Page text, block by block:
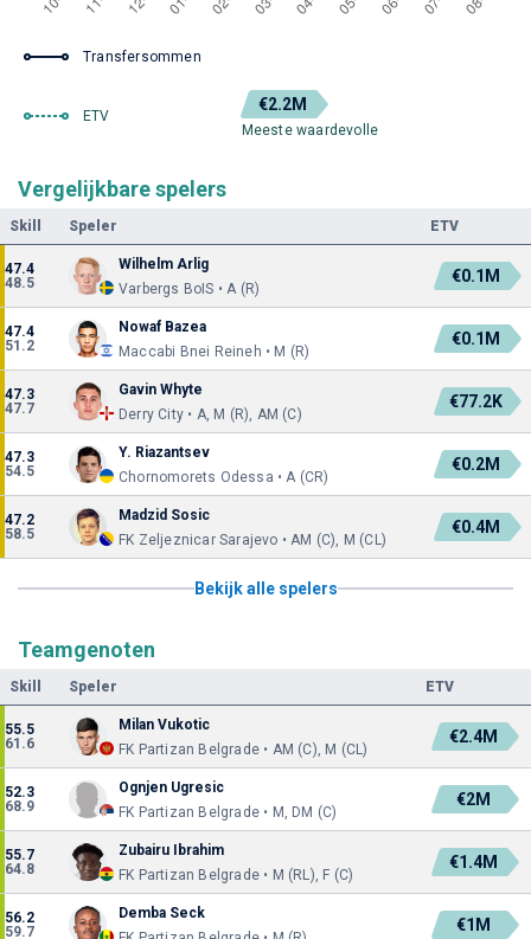
Transfersommen
ETV
€2.2M
Meeste waardevolle
Vergelijkbare spelers
Skill Speler ETV
47.4
48.5
Wilhelm Arlig
Varbergs BoIS • A (R)
€0.1M
47.4
51.2
Nowaf Bazea
Maccabi Bnei Reineh • M (R)
€0.1M
47.3
47.7
Gavin Whyte
Derry City • A, M (R), AM (C)
€77.2K
47.3
54.5
Y. Riazantsev
Chornomorets Odessa • A (CR)
€0.2M
47.2
58.5
Madzid Sosic
FK Zeljeznicar Sarajevo • AM (C), M (CL)
€0.4M
Bekijk alle spelers
Teamgenoten
Skill Speler ETV
55.5
61.6
Milan Vukotic
FK Partizan Belgrade • AM (C), M (CL)
€2.4M
52.3
68.9
Ognjen Ugresic
FK Partizan Belgrade • M, DM (C)
€2M
55.7
64.8
Zubairu Ibrahim
FK Partizan Belgrade • M (RL), F (C)
€1.4M
56.2
59.7
Demba Seck
€1M